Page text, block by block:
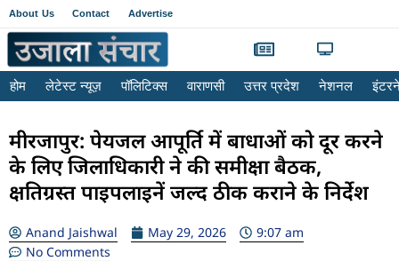
About Us Contact Advertise
होम लेटेस्ट न्यूज़ पॉलिटिक्स वाराणसी उत्तर प्रदेश नेशनल
मीरजापुर: पेयजल आपूर्ति में बाधाओं को दूर करने
के लिए जिलाधिकारी ने की समीक्षा बैठक,
क्षतिग्रस्त पाइपलाइनें जल्द ठीक कराने के निर्देश
Anand Jaishwal May 29, 2026
9:07 am
No Comments